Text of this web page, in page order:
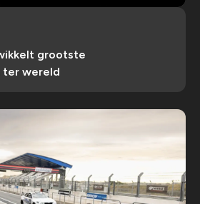
grootste
ter wereld